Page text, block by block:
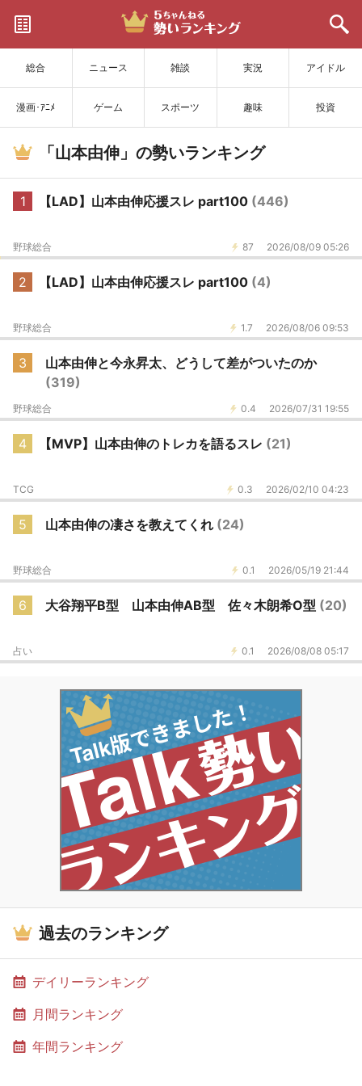
総合 ニュース 雑談 実況 アイドル
漫画･ｱﾆﾒ ゲーム スポーツ 趣味 投資
サイトを更新
「山本由伸」の勢いランキング
1 【LAD】山本由伸応援スレ part100 (446)
87 2026/08/09 05:26
野球総合
2 【LAD】山本由伸応援スレ part100 (4)
1.7 2026/08/06 09:53
野球総合
3
山本由伸と今永昇太、どうして差がついたのか
(319)
0.4 2026/07/31 19:55
野球総合
4 【MVP】山本由伸のトレカを語るスレ (21)
0.3 2026/02/10 04:23
TCG
5 山本由伸の凄さを教えてくれ (24)
0.1 2026/05/19 21:44
野球総合
6 大谷翔平B型 山本由伸AB型 佐々木朗希O型 (20)
0.1 2026/08/08 05:17
占い
過去のランキング
デイリーランキング
月間ランキング
年間ランキング